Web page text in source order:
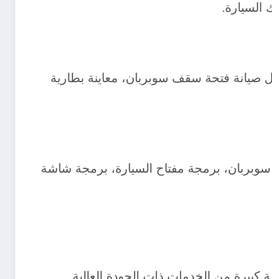
السيارة.
صيانة فتحة سقف سوبربان، معاينة بطارية
سوبربان، برمجة مفتاح السيارة، برمجة شاشة